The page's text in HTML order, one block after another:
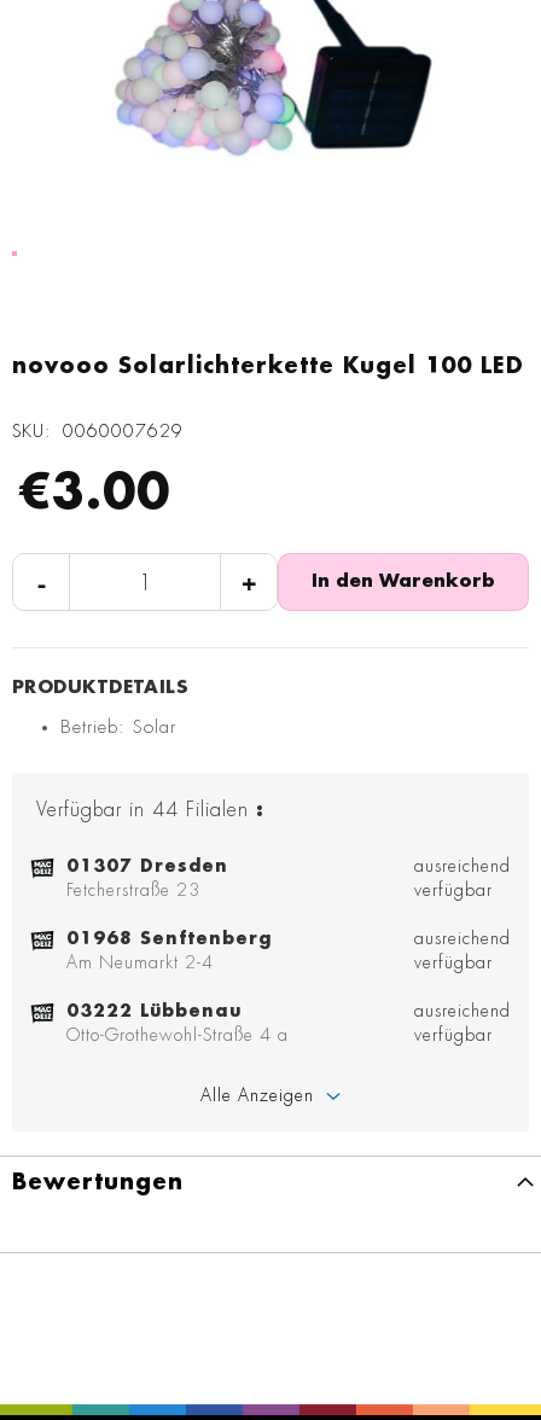
novooo Solarlichterkette Kugel 100 LED
SKU 0060007629
€3.00
- + In den Warenkorb
Betrieb: Solar
Verfügbar in 44 Filialen :
01307 Dresden
Fetcherstraße 23
ausreichend
verfügbar
01968 Senftenberg
Am Neumarkt 2-4
ausreichend
verfügbar
03222 Lübbenau
Otto-Grothewohl-Straße 4 a
ausreichend
verfügbar
Alle Anzeigen
Anfang
springen
Bewertungen